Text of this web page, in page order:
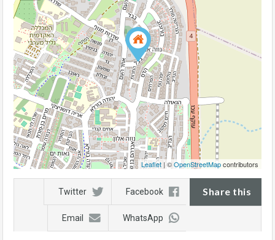
Leaflet | ©OpenStreetMapcontributors
Share this
Facebook
Twitter
WhatsApp
Email